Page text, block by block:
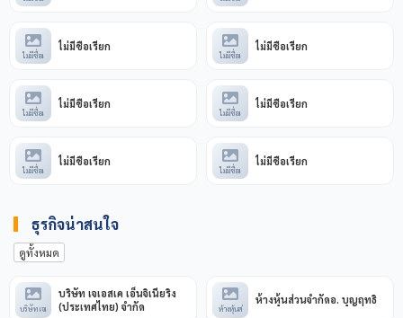
ไม่มีชื่อเ
ไม่มีชื่อเรียก
ไม่มีชื่อเ
ไม่มีชื่อเรียก
ไม่มีชื่อเ
ไม่มีชื่อเรียก
ไม่มีชื่อเ
ไม่มีชื่อเรียก
ไม่มีชื่อเ
ไม่มีชื่อเรียก
ไม่มีชื่อเ
ไม่มีชื่อเรียก
ธุรกิจน่าสนใจ
ดูทั้งหมด
บริษัท เจเ
บริษัท เจเอสเค เอ็นจิเนียริ่ง
(ประเทศไทย) จำกัด
ห้างหุ้นส่
ห้างหุ้นส่วนจำกัดอ. บุญฤทธิ์